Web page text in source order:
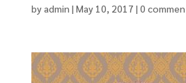
byadmin | May 10, 2017 | 0